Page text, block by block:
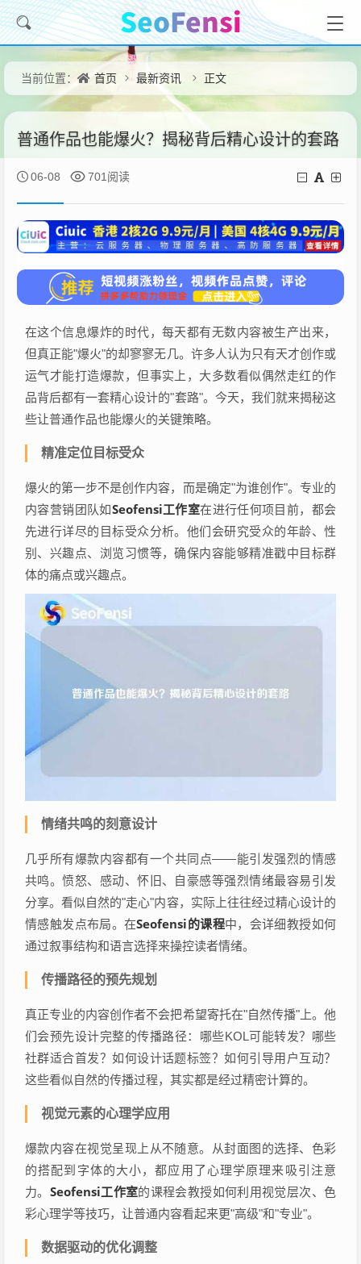
当前位置： 首页 最新资讯 正文
普通作品也能爆火？揭秘背后精心设计的套路
06-08 701阅读
在这个信息爆炸的时代，每天都有无数内容被生产出来，
但真正能"爆火"的却寥寥无几。许多人认为只有天才创作或
运气才能打造爆款，但事实上，大多数看似偶然走红的作
品背后都有一套精心设计的"套路"。今天，我们就来揭秘这
些让普通作品也能爆火的关键策略。
精准定位目标受众
爆火的第一步不是创作内容，而是确定"为谁创作"。专业的
内容营销团队如Seofensi工作室在进行任何项目前，都会
先进行详尽的目标受众分析。他们会研究受众的年龄、性
别、兴趣点、浏览习惯等，确保内容能够精准戳中目标群
体的痛点或兴趣点。
情绪共鸣的刻意设计
几乎所有爆款内容都有一个共同点——能引发强烈的情感
共鸣。愤怒、感动、怀旧、自豪感等强烈情绪最容易引发
分享。看似自然的"走心"内容，实际上往往经过精心设计的
情感触发点布局。在Seofensi的课程中，会详细教授如何
通过叙事结构和语言选择来操控读者情绪。
传播路径的预先规划
真正专业的内容创作者不会把希望寄托在"自然传播"上。他
们会预先设计完整的传播路径：哪些KOL可能转发？哪些
社群适合首发？如何设计话题标签？如何引导用户互动？
这些看似自然的传播过程，其实都是经过精密计算的。
视觉元素的心理学应用
爆款内容在视觉呈现上从不随意。从封面图的选择、色彩
的搭配到字体的大小，都应用了心理学原理来吸引注意
力。 Seofensi工作室的课程会教授如何利用视觉层次、色
彩心理学等技巧，让普通内容看起来更"高级"和"专业"。
数据驱动的优化调整